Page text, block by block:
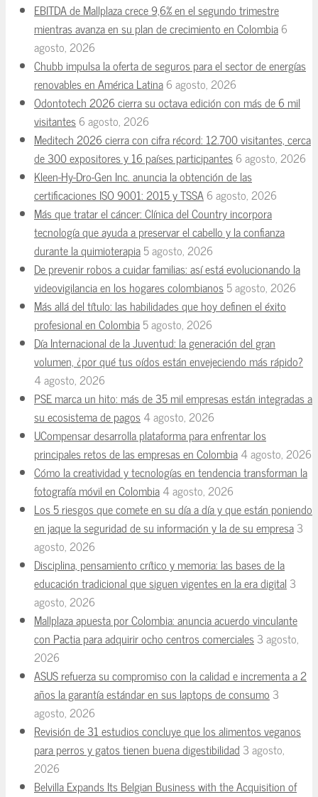
EBITDA de Mallplaza crece 9,6% en el segundo trimestre
mientras avanza en su plan de crecimiento en Colombia6
agosto, 2026
Chubb impulsa la oferta de seguros para el sector de energías
renovables en América Latina6 agosto, 2026
Odontotech 2026 cierra su octava edición con más de 6 mil
visitantes6 agosto, 2026
Meditech 2026 cierra con cifra récord: 12.700 visitantes, cerca
de 300 expositores y 16 países participantes6 agosto, 2026
Kleen-Hy-Dro-Gen Inc. anuncia la obtención de las
certificaciones ISO 9001: 2015 y TSSA6 agosto, 2026
Más que tratar el cáncer: Clínica del Country incorpora
tecnología que ayuda a preservar el cabello y la confianza
durante la quimioterapia5 agosto, 2026
De prevenir robos a cuidar familias: así está evolucionando la
videovigilancia en los hogares colombianos5 agosto, 2026
Más allá del título: las habilidades que hoy definen el éxito
profesional en Colombia5 agosto, 2026
Día Internacional de la Juventud: la generación del gran
volumen, ¿por qué tus oídos están envejeciendo más rápido?
4 agosto, 2026
PSE marca un hito: más de 35 mil empresas están integradas a
su ecosistema de pagos4 agosto, 2026
UCompensar desarrolla plataforma para enfrentar los
principales retos de las empresas en Colombia4 agosto, 2026
Cómo la creatividad y tecnologías en tendencia transforman la
fotografía móvil en Colombia4 agosto, 2026
Los 5 riesgos que comete en su día a día y que están poniendo
en jaque la seguridad de su información y la de su empresa3
agosto, 2026
Disciplina, pensamiento crítico y memoria: las bases de la
educación tradicional que siguen vigentes en la era digital 3
agosto, 2026
Mallplaza apuesta por Colombia: anuncia acuerdo vinculante
con Pactia para adquirir ocho centros comerciales3 agosto,
2026
ASUS refuerza su compromiso con la calidad e incrementa a 2
años la garantía estándar en sus laptops de consumo 3
agosto, 2026
Revisión de 31 estudios concluye que los alimentos veganos
para perros y gatos tienen buena digestibilidad 3 agosto,
2026
Belvilla Expands Its Belgian Business with the Acquisition of